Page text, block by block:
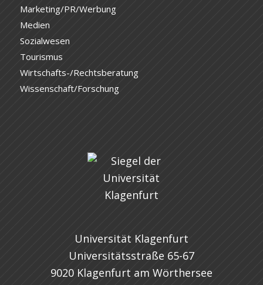
Marketing/PR/Werbung
Medien
Sozialwesen
Tourismus
Wirtschafts-/Rechtsberatung
Wissenschaft/Forschung
Universität Klagenfurt
Universitätsstraße 65-67
9020 Klagenfurt am Wörthersee